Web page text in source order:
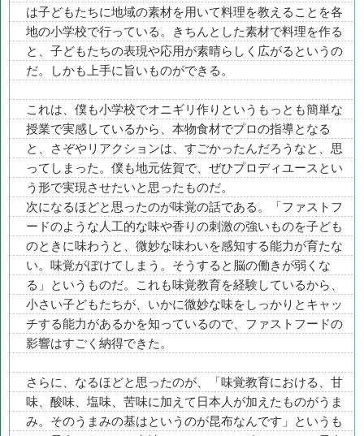
は子どもたちに地域の素材を用いて料理を教えることを各
地の小学校で行っている。きちんとした素材で料理を作る
と、子どもたちの表現や応用が素晴らしく広がるというの
だ。しかも上手に旨いものができる。
これは、僕も小学校でオニギリ作りというもっとも簡単な
授業で実感しているから、本物食材でプロの指導となる
と、さぞやリアクションは、すごかったんだろうなと、思
ってしまった。僕も地元佐賀で、ぜひプロディユースとい
う形で実現させたいと思ったものだ。
次になるほどと思ったのが味覚の話である。「ファストフ
ードのような人工的な味や香りの刺激の強いものを子ども
のときに味わうと、微妙な味わいを感知する能力が育たな
い。味覚がぼけてしまう。そうすると脳の働きが弱くな
る」というものだ。これも味覚教育を経験しているから、
小さい子どもたちが、いかに微妙な味をしっかりとキャッ
チする能力があるかを知っているので、ファストフードの
影響はすごく納得できた。
さらに、なるほどと思ったのが、「味覚教育における、甘
味、酸味、塩味、苦味に加えて日本人が加えたものがうま
み。そのうまみの基はというのが昆布なんです」というも